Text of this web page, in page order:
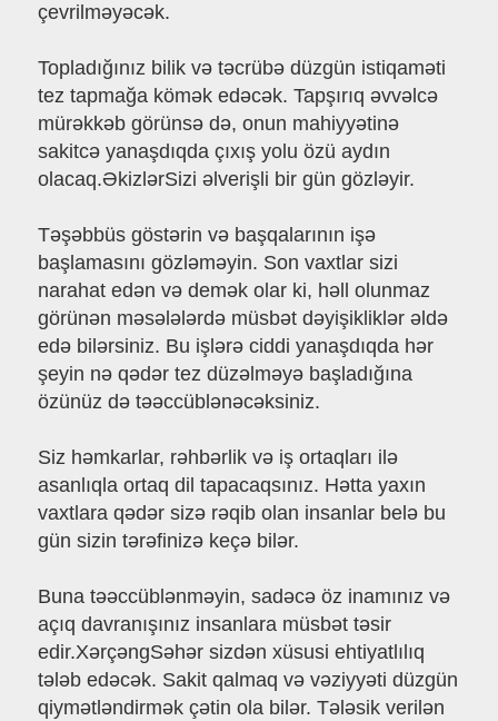
çevrilməyəcək.
Topladığınız bilik və təcrübə düzgün istiqaməti
tez tapmağa kömək edəcək. Tapşırıq əvvəlcə
mürəkkəb görünsə də, onun mahiyyətinə
sakitcə yanaşdıqda çıxış yolu özü aydın
olacaq.ƏkizlərSizi əlverişli bir gün gözləyir.
Təşəbbüs göstərin və başqalarının işə
başlamasını gözləməyin. Son vaxtlar sizi
narahat edən və demək olar ki, həll olunmaz
görünən məsələlərdə müsbət dəyişikliklər əldə
edə bilərsiniz. Bu işlərə ciddi yanaşdıqda hər
şeyin nə qədər tez düzəlməyə başladığına
özünüz də təəccüblənəcəksiniz.
Siz həmkarlar, rəhbərlik və iş ortaqları ilə
asanlıqla ortaq dil tapacaqsınız. Hətta yaxın
vaxtlara qədər sizə rəqib olan insanlar belə bu
gün sizin tərəfinizə keçə bilər.
Buna təəccüblənməyin, sadəcə öz inamınız və
açıq davranışınız insanlara müsbət təsir
edir.XərçəngSəhər sizdən xüsusi ehtiyatlılıq
tələb edəcək. Sakit qalmaq və vəziyyəti düzgün
qiymətləndirmək çətin ola bilər. Tələsik verilən